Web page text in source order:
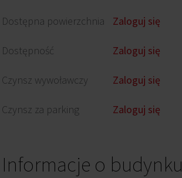
Dostępna powierzchnia Zaloguj się
Dostępność Zaloguj się
Czynsz wywoławczy Zaloguj się
Czynsz za parking Zaloguj się
Informacje o budynku